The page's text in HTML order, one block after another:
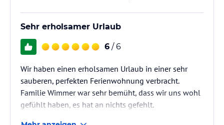
Sehr erholsamer Urlaub
6 / 6
Wir haben einen erholsamen Urlaub in einer sehr
sauberen, perfekten Ferienwohnung verbracht.
Familie Wimmer war sehr bemüht, dass wir uns wohl
gefühlt haben, es hat an nichts gefehlt.